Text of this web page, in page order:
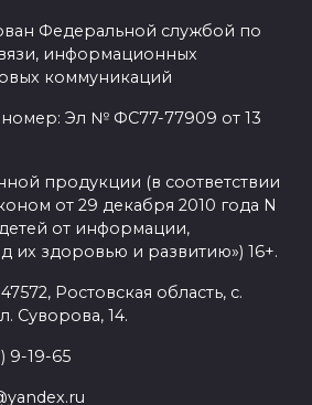
Федеральной службой по
информационных
коммуникаций
Эл № ФС77-77909 от 13
продукции (в соответствии
от 29 декабря 2010 года N
от информации,
их здоровью и развитию») 16+.
Ростовская область, с.
Суворова, 14.
9-19-65